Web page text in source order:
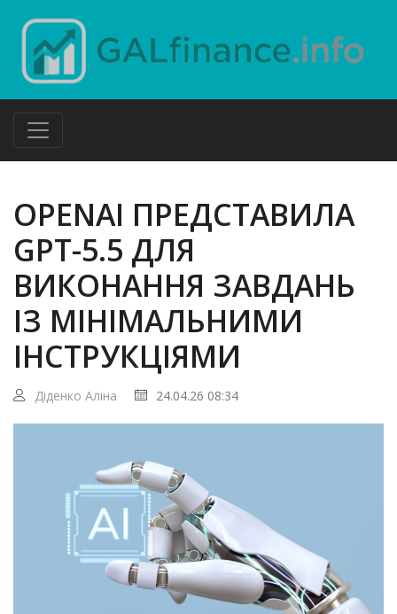
OPENAI ПРЕДСТАВИЛА
GPT-5.5 ДЛЯ
ВИКОНАННЯ ЗАВДАНЬ
ІЗ МІНІМАЛЬНИМИ
ІНСТРУКЦІЯМИ
Діденко Аліна 24.04.26 08:34